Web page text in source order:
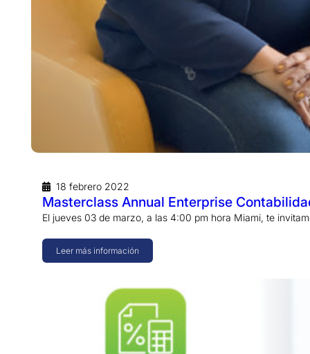
18 febrero 2022
Masterclass Annual Enterprise
El jueves 03 de marzo, a las 4:00 pm hora Miami, te
Leer más información